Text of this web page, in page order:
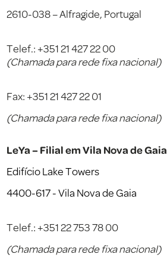
2610-038 – Alfragide, Portugal
Telef.: +351 21 427 22 00
(Chamada para rede fixa nacional)
Fax: +351 21 427 22 01
(Chamada para rede fixa nacional)
LeYa – Filial em Vila Nova de Gaia
Edifício Lake Towers
4400-617 - Vila Nova de Gaia
Telef.: +351 22 753 78 00
(Chamada para rede fixa nacional)